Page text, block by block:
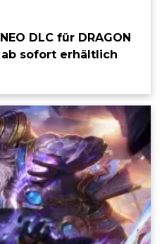
DLC für DRAGON
ab sofort erhältlich